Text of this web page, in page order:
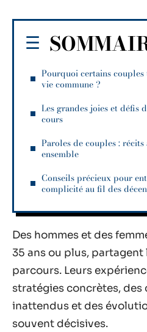
Pourquoi certains
vie commune ?
Les grandes joies et défis
cours
Paroles de couples :
ensemble
Conseils précieux pour
complicité au fil des
Des hommes et des
35 ans ou plus, partagent
parcours. Leurs
stratégies concrètes,
inattendus et des
souvent décisives.